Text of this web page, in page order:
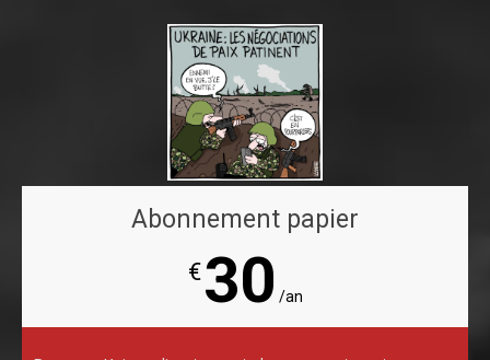
Abonnement papier
€30 /an